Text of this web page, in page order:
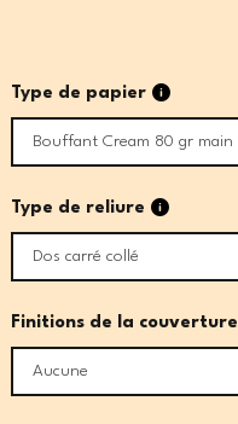
Type de papier 6
Type de reliure 6
Dos carré collé
Finitions de la couverture
Aucune